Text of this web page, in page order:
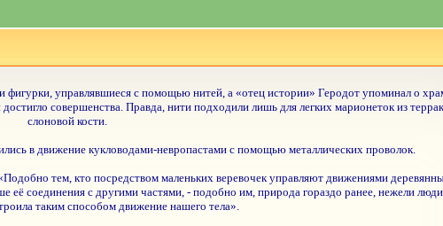
управлявшиеся с помощью нитей, а «отец истории» Геродот упоминал о
совершенства. Правда, нити подходили лишь для легких марионеток из
слоновой кости.
в движение кукловодами-невропастами с помощью металлических проволок.
тем, кто посредством маленьких веревочек управляют движениями
её соединения с другими частями, - подобно им, природа гораздо ранее, нежели
таким способом движение нашего тела».